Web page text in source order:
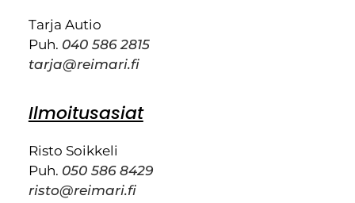
Tarja Autio
Puh. 040 586 2815
tarja@reimari.fi
Ilmoitusasiat
Risto Soikkeli
Puh. 050 586 8429
risto@reimari.fi